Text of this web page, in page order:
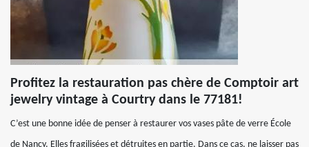
Profitez la restauration pas chère de Comptoir art
jewelry vintage à Courtry dans le 77181!
C’est une bonne idée de penser à restaurer vos vases pâte de verre École
de Nancy. Elles fragilisées et détruites en partie. Dans ce cas, ne laisser pas